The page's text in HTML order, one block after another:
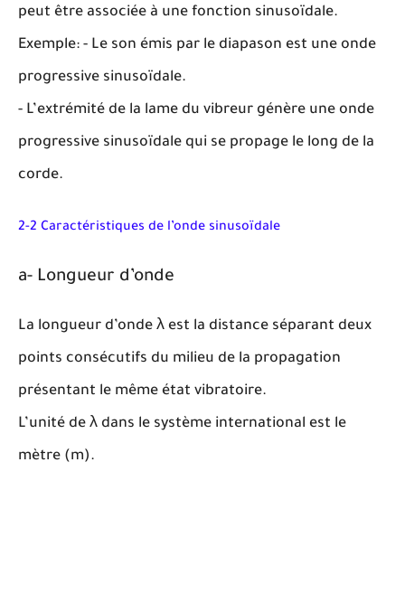
peut être associée à une fonction sinusoïdale.
Exemple: - Le son émis par le diapason est une onde
progressive sinusoïdale.
- L’extrémité de la lame du vibreur génère une onde
progressive sinusoïdale qui se propage le long de la
corde.
2-2 Caractéristiques de l’onde sinusoïdale
a- Longueur d’onde
La longueur d’onde λ
λ est la distance séparant deux
points consécutifs du milieu de la propagation
présentant le même état vibratoire.
L’unité de λ
λ dans le système international est le
mètre (m).